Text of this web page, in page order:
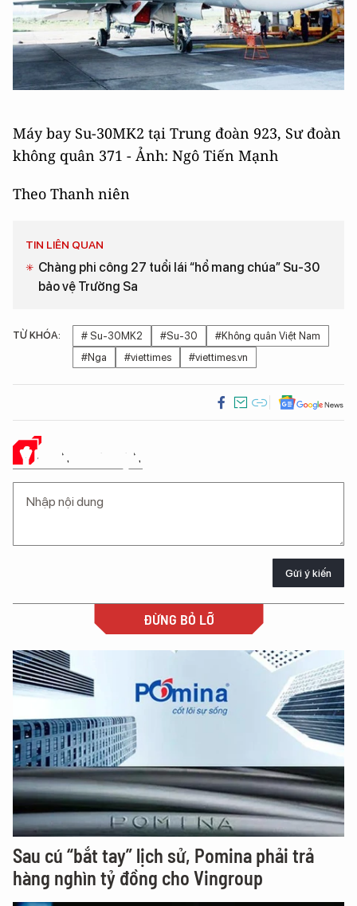
Máy bay Su-30MK2 tại Trung đoàn 923, Sư đoàn
không quân 371 - Ảnh: Ngô Tiến Mạnh
Theo Thanh niên
TIN LIÊN QUAN
Chàng phi công 27 tuổi lái “hổ mang chúa” Su-30
bảo vệ Trường Sa
TỪ KHÓA: # Su-30MK2 #Su-30
#Không quân Việt Nam
#Nga
#viettimes #viettimes.vn
Ý KIẾN CỦA BẠN
Gửi ý kiến
ĐỪNG BỎ LỠ
Sau cú “bắt tay” lịch sử, Pomina phải trả
hàng nghìn tỷ đồng cho Vingroup